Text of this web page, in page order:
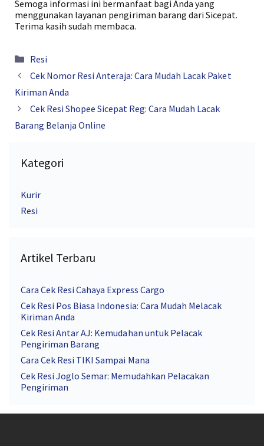
Semoga informasi ini bermanfaat bagi Anda yang
menggunakan layanan pengiriman barang dari Sicepat.
Terima kasih sudah membaca.
Kategori
Resi
Cek Nomor Resi Anteraja: Cara Mudah Lacak Paket
Kiriman Anda
Cek Resi Shopee Sicepat Reg: Cara Mudah Lacak
Barang Belanja Online
Kategori
Kurir
Resi
Artikel Terbaru
Cara Cek Resi Cahaya Express Cargo
Cek Resi Pos Biasa Indonesia: Cara Mudah Melacak
Kiriman Anda
Cek Resi Antar AJ: Kemudahan untuk Pelacak
Pengiriman Barang
Cara Cek Resi TIKI Sampai Mana
Cek Resi Joglo Semar: Memudahkan Pelacakan
Pengiriman